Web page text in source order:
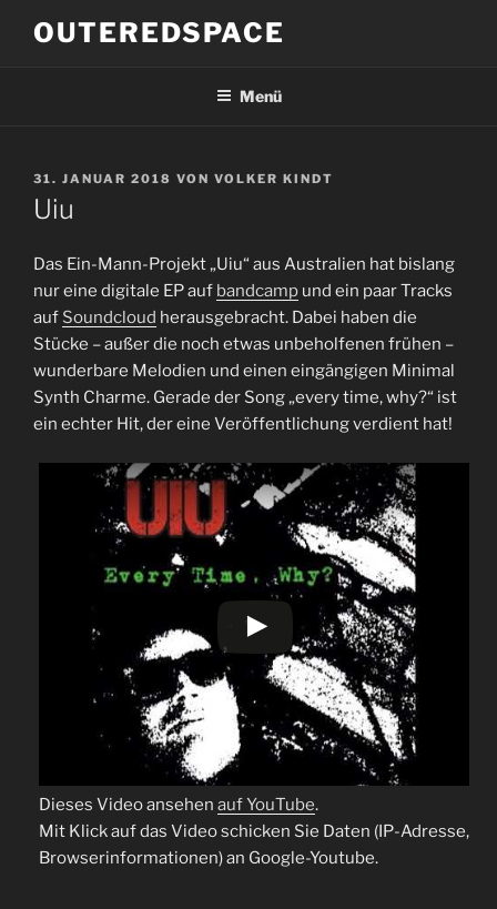
InhaltOUTEREDSPACE
Menü
VERÖFFENTLICHT
AM
31. JANUAR 2018 VON VOLKER KINDT
Uiu
Das Ein-Mann-Projekt „Uiu“ aus Australien hat bislang
nur eine digitale EP auf bandcamp und ein paar Tracks
auf Soundcloud herausgebracht. Dabei haben die
Stücke – außer die noch etwas unbeholfenen frühen –
wunderbare Melodien und einen eingängigen Minimal
Synth Charme. Gerade der Song „every time, why?“ ist
ein echter Hit, der eine Veröffentlichung verdient hat!
Dieses Video ansehen auf YouTube.
Mit Klick auf das Video schicken Sie Daten (IP-Adresse,
Browserinformationen) an Google-Youtube.